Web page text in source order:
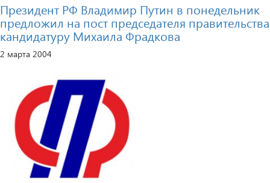
Президент РФ Владимир Путин в понедельник
предложил на пост председателя правительства
кандидатуру Михаила Фрадкова
2 марта 2004